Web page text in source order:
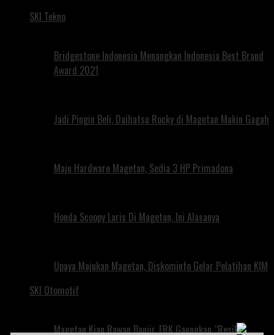
SKI Tekno
Bridgestone Indonesia Menangkan Indonesia Best Brand
Award 2021
Jadi Pingin Beli, Daihatsu Rocky di Magetan Makin Gagah
Maju Hardware Magetan, Sedia 3 HP Primadona
Honda Scoopy Laris Di Magetan, Ini Alasanya
Upaya Majukan Magetan, Diskominfo Gelar Pelatihan KIM
SKI Otomotif
Magetan Kian Rawan Banjir, FRK Gaungkan “Resik